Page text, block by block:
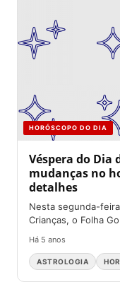
HORÓSCOPO DO DIA
Véspera do Dia
mudanças no
detalhes
Nesta segunda-
Crianças, o Folha
Há 5 anos
ASTROLOGIA